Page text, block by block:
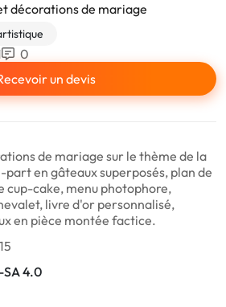
décorations de mariage
0
un devis
de mariage sur le thème de la
en gâteaux superposés, plan de
cup-cake, menu photophore,
livre d'or personnalisé,
en pièce montée factice.
4.0